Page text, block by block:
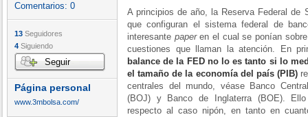
Comentarios: 0
13 Seguidores
4 Siguiendo
Seguir
Página personal
www.3mbolsa.com/
A principios de año, la Reserva Federal
que configuran el sistema federal de
interesante paperen el cual se ponían
cuestiones que llaman la atención. En
balance de la FED no lo es tanto si lo
el tamaño de la economía del país (PIB)
centrales del mundo, véase Banco
(BOJ) y Banco de Inglaterra (BOE).
respecto al caso nipón, en tanto en